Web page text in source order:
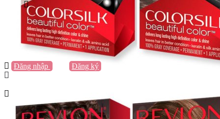
Sách / Truyện
Lifestyle
Giải trí
Thương hiệu
Đăng nhập
Đăng ký